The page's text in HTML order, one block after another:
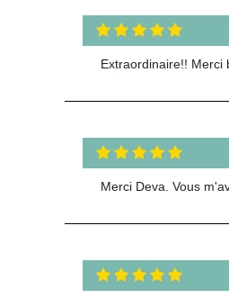
Extraordinaire!! Merci
Merci Deva. Vous